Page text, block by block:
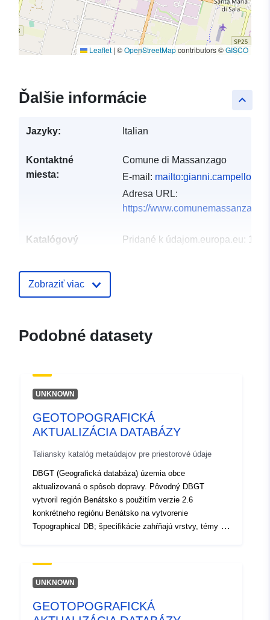
Leaflet | ©OpenStreetMapcontributors ©GISCO
keyboard_arrow_up
Ďalšie informácie
Jazyky: Italian
Kontaktné
miesta:
Comune di Massanzago
E-mail:
Adresa URL:
https://
Katalógový
Pridané k údajom.europa.eu: 10
pokrytie:
45.5192 ], [ 12.035, 45.5192
Pôvod:
Il DBGT (DataBase
GeoTopografico) del
territorio comunale è parte
Identifikátory: c_f033:000006
uriRef:
http://data.europa.eu/88u/dataset/
Zobraziť viac
Podobné datasety
UNKNOWN
GEOTOPOGRAFICKÁ
AKTUALIZÁCIA DATABÁZY
Taliansky katalóg metaúdajov pre priestorové údaje
DBGT (Geografická databáza) územia obce
aktualizovaná o spôsob dopravy. Pôvodný DBGT
vytvoril región Benátsko s použitím verzie 2.6
konkrétneho regiónu Benátsko na vytvorenie
Topographical DB; špecifikácie zahŕňajú vrstvy, témy a
UNKNOWN
GEOTOPOGRAFICKÁ